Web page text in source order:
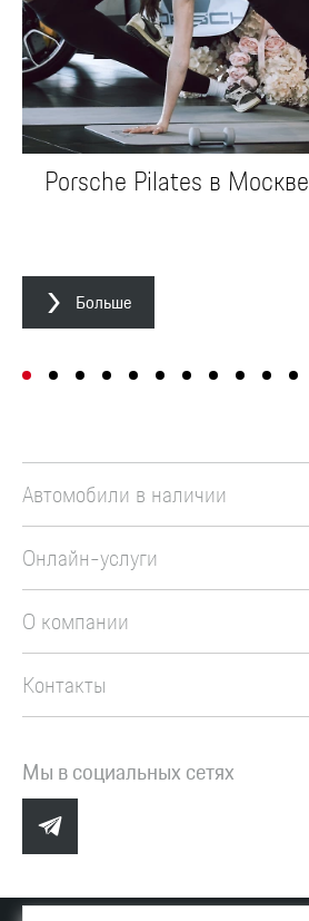
Porsche Pilates в Москве
Больше
Автомобили в наличии
Онлайн-услуги
О компании
Контакты
Мы в социальных сетях